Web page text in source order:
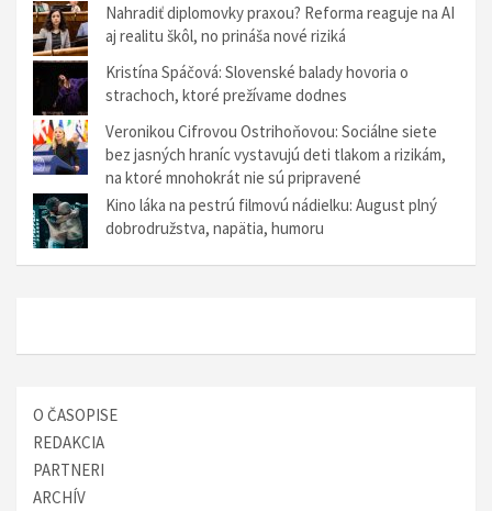
Nahradiť diplomovky praxou? Reforma reaguje na AI
aj realitu škôl, no prináša nové riziká
Kristína Spáčová: Slovenské balady hovoria o
strachoch, ktoré prežívame dodnes
Veronikou Cifrovou Ostrihoňovou: Sociálne siete
bez jasných hraníc vystavujú deti tlakom a rizikám,
na ktoré mnohokrát nie sú pripravené
Kino láka na pestrú filmovú nádielku: August plný
dobrodružstva, napätia, humoru
O ČASOPISE
REDAKCIA
PARTNERI
ARCHÍV